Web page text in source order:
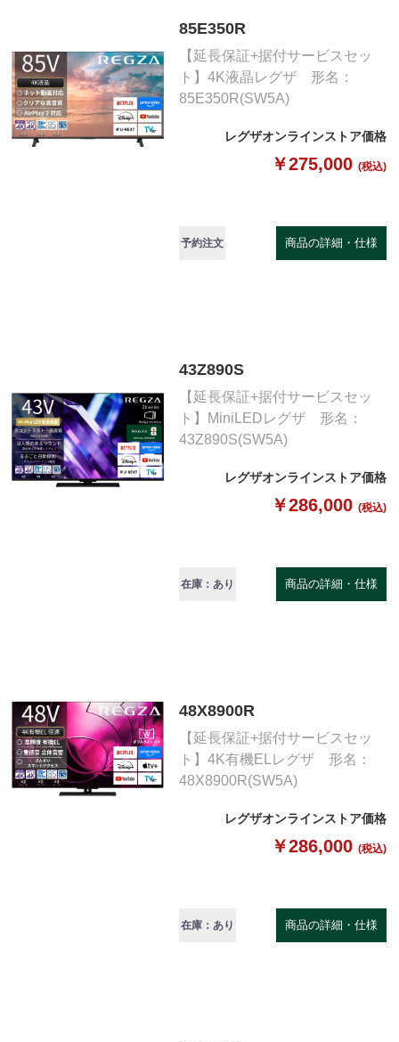
85E350R
【延長保証+据付サービスセッ
ト】4K液晶レグザ 形名：
85E350R(SW5A)
レグザオンラインストア価格
￥275,000 (税込)
予約注文 商品の詳細・仕様
43Z890S
【延長保証+据付サービスセッ
ト】MiniLEDレグザ 形名：
43Z890S(SW5A)
レグザオンラインストア価格
￥286,000 (税込)
在庫：あり 商品の詳細・仕様
48X8900R
【延長保証+据付サービスセッ
ト】4K有機ELレグザ 形名：
48X8900R(SW5A)
レグザオンラインストア価格
￥286,000 (税込)
在庫：あり 商品の詳細・仕様